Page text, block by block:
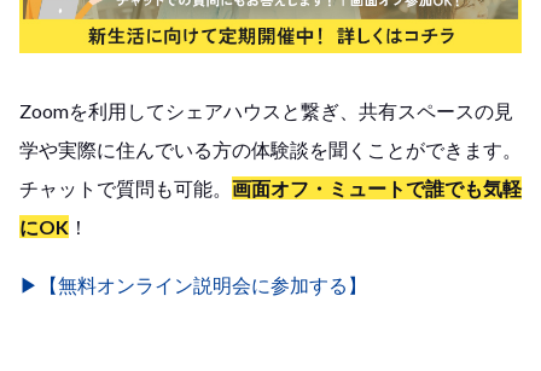
Zoomを利用してシェアハウスと繋ぎ、共有スペースの見
学や実際に住んでいる方の体験談を聞くことができます。
チャットで質問も可能。 画面オフ・ミュートで誰でも気軽
にOK ！
▶︎【無料オンライン説明会に参加する】